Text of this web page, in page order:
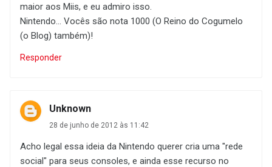
maior aos Miis, e eu admiro isso.
Nintendo... Vocês são nota 1000 (O Reino do Cogumelo
(o Blog) também)!
Responder
Unknown
28 de junho de 2012 às 11:42
Acho legal essa ideia da Nintendo querer cria uma "rede
social" para seus consoles, e ainda esse recurso no